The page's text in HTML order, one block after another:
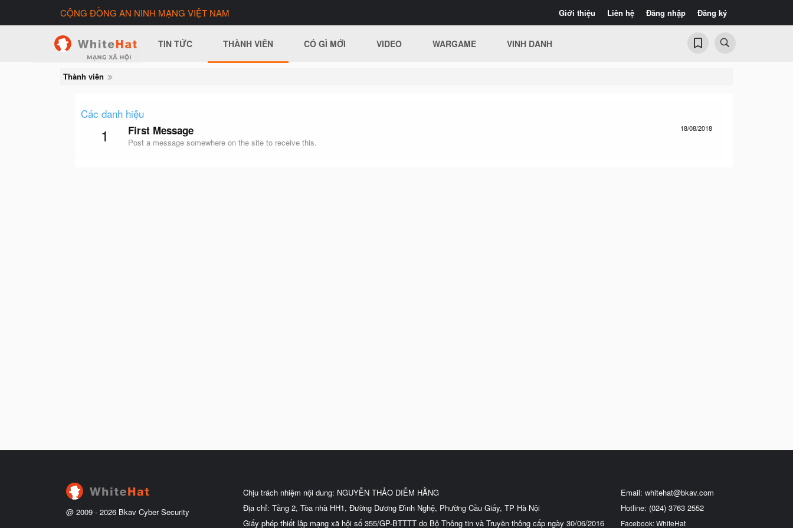
Giới thiệu Liên hệ Đăng nhập Đăng ký
CỘNG ĐỒNG AN NINH MẠNG VIỆT NAM
TIN TỨC THÀNH VIÊN CÓ GÌ MỚI VIDEO WARGAME VINH DANH
Thành viên
Các danh hiệu
1 18/08/2018
First Message
Post a message somewhere on the site to receive this.
@ 2009 - 2026 Bkav Cyber Security
Chịu trách nhiệm nội dung: NGUYỄN THẢO DIỄM HẰNG
Địa chỉ: Tầng 2, Tòa nhà HH1, Đường Dương Đình Nghệ, Phường Cầu Giấy, TP Hà Nội
Giấy phép thiết lập mạng xã hội số 355/GP-BTTTT do Bộ Thông tin và Truyền thông cấp ngày 30/06/2016
Email: whitehat@bkav.com
Hotline: (024) 3763 2552
Facebook: WhiteHat